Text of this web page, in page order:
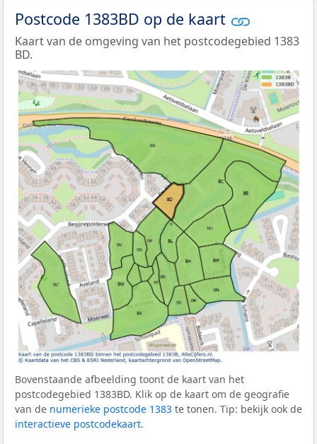
Postcode 1383BD op de kaart
Kaart van de omgeving van het postcodegebied 1383
BD.
Bovenstaande afbeelding toont de kaart van het
postcodegebied 1383BD. Klik op de kaart om de geografie
van de numerieke postcode 1383 te tonen. Tip: bekijk ook de
interactieve postcodekaart.